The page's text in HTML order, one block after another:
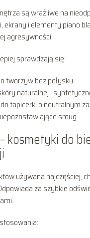
są wrażliwe na
ekrany i elementy piano
agresywności.
sprawdzają się:
tworzyw bez połysku
naturalnej i
tapicerki o neutralnym
smug
kosmetyki do
używana najczęściej,
za szybkie